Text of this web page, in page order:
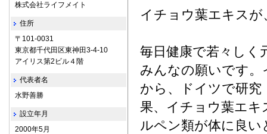
イチョウ葉エキス
毎日健康で若々しく
みんなの願いです
から、ドイツで研
果、イチョウ葉エ
ルペン類が体に良
株式会社ライフメイト
住所
〒101-0031
東京都千代田区東神田3-4-10
アイリス第2ビル４階
代表者名
水野善勝
設立年月
2000年5月